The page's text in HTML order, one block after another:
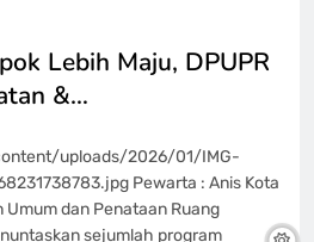
Lebih Maju, DPUPR
&…
uploads/2026/01/IMG-
Pewarta : Anis Kota
Umum dan Penataan Ruang
sejumlah program